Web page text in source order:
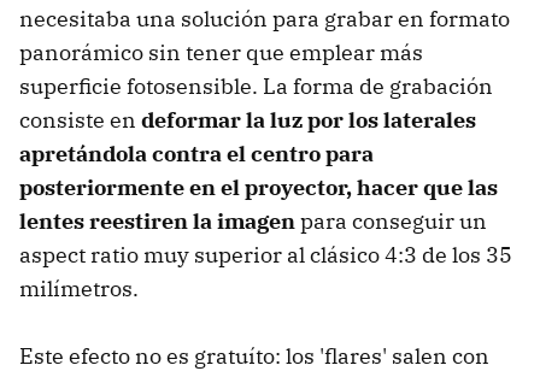
necesitaba una solución para grabar en formato
panorámico sin tener que emplear más
superficie fotosensible. La forma de grabación
consiste en deformar la luz por los laterales
apretándola contra el centro para
posteriormente en el proyector, hacer que las
lentes reestiren la imagenpara conseguir un
aspect ratio muy superior al clásico 4:3 de los 35
milímetros.
Este efecto no es gratuíto: los 'flares' salen con